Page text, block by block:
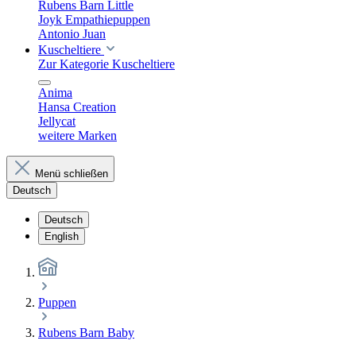
Rubens Barn Little
Joyk Empathiepuppen
Antonio Juan
Kuscheltiere
Zur Kategorie Kuscheltiere
Anima
Hansa Creation
Jellycat
weitere Marken
Menü schließen
Deutsch
Deutsch
English
Puppen
Rubens Barn Baby